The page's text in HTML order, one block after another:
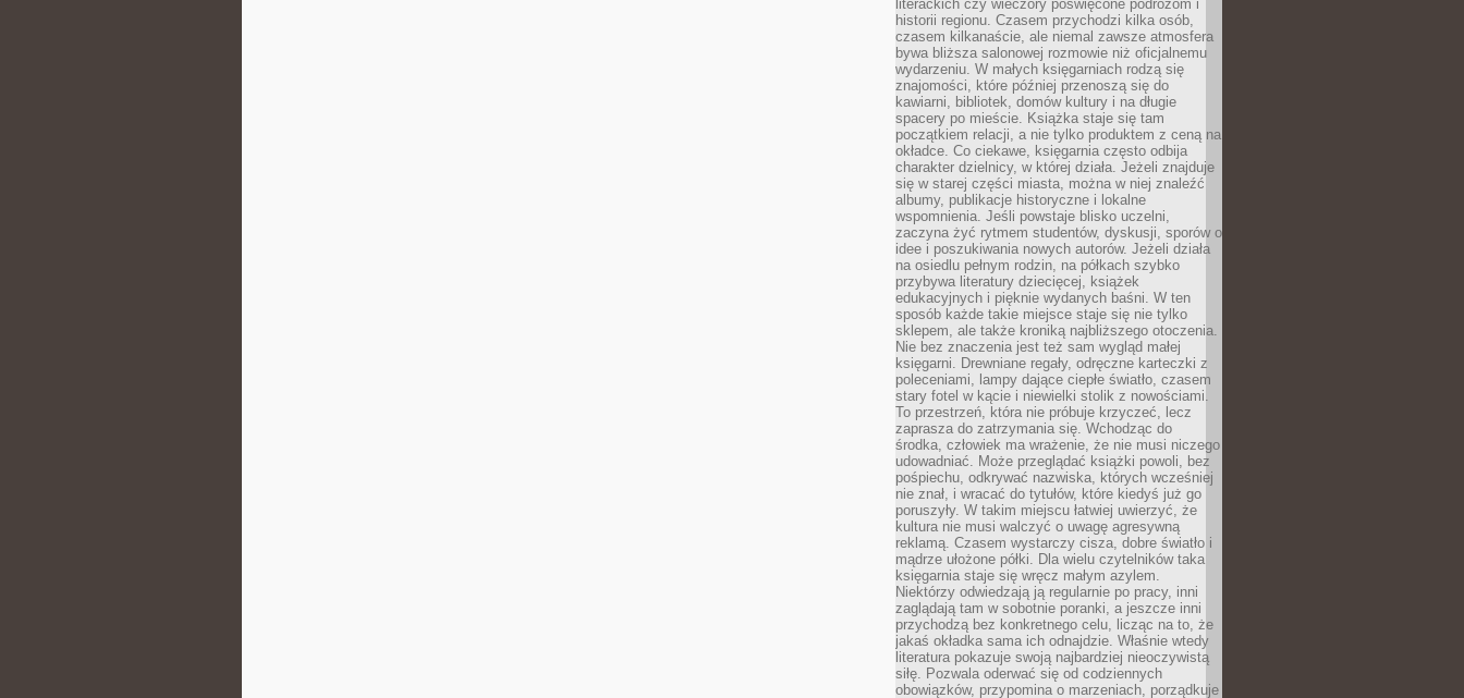
literackich czy wieczory poświęcone podróżom i
historii regionu. Czasem przychodzi kilka osób,
czasem kilkanaście, ale niemal zawsze atmosfera
bywa bliższa salonowej rozmowie niż oficjalnemu
wydarzeniu. W małych księgarniach rodzą się
znajomości, które później przenoszą się do
kawiarni, bibliotek, domów kultury i na długie
spacery po mieście. Książka staje się tam
początkiem relacji, a nie tylko produktem z ceną na
okładce. Co ciekawe, księgarnia często odbija
charakter dzielnicy, w której działa. Jeżeli znajduje
się w starej części miasta, można w niej znaleźć
albumy, publikacje historyczne i lokalne
wspomnienia. Jeśli powstaje blisko uczelni,
zaczyna żyć rytmem studentów, dyskusji, sporów o
idee i poszukiwania nowych autorów. Jeżeli działa
na osiedlu pełnym rodzin, na półkach szybko
przybywa literatury dziecięcej, książek
edukacyjnych i pięknie wydanych baśni. W ten
sposób każde takie miejsce staje się nie tylko
sklepem, ale także kroniką najbliższego otoczenia.
Nie bez znaczenia jest też sam wygląd małej
księgarni. Drewniane regały, odręczne karteczki z
poleceniami, lampy dające ciepłe światło, czasem
stary fotel w kącie i niewielki stolik z nowościami.
To przestrzeń, która nie próbuje krzyczeć, lecz
zaprasza do zatrzymania się. Wchodząc do
środka, człowiek ma wrażenie, że nie musi niczego
udowadniać. Może przeglądać książki powoli, bez
pośpiechu, odkrywać nazwiska, których wcześniej
nie znał, i wracać do tytułów, które kiedyś już go
poruszyły. W takim miejscu łatwiej uwierzyć, że
kultura nie musi walczyć o uwagę agresywną
reklamą. Czasem wystarczy cisza, dobre światło i
mądrze ułożone półki. Dla wielu czytelników taka
księgarnia staje się wręcz małym azylem.
Niektórzy odwiedzają ją regularnie po pracy, inni
zaglądają tam w sobotnie poranki, a jeszcze inni
przychodzą bez konkretnego celu, licząc na to, że
jakaś okładka sama ich odnajdzie. Właśnie wtedy
literatura pokazuje swoją najbardziej nieoczywistą
siłę. Pozwala oderwać się od codziennych
obowiązków, przypomina o marzeniach, porządkuje